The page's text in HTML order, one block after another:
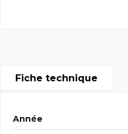
Fiche technique
Année